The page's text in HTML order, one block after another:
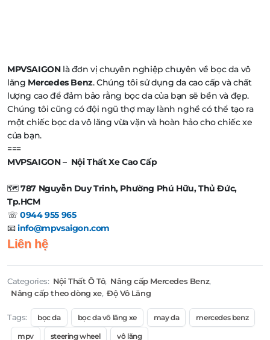
MPVSAIGONlà đơn vị chuyên nghiệp chuyên về bọc da vô
lăng Mercedes Benz. Chúng tôi sử dụng da cao cấp và chất
lượng cao để đảm bảo rằng bọc da của bạn sẽ bền và đẹp.
Chúng tôi cũng có đội ngũ thợ may lành nghề có thể tạo ra
một chiếc bọc da vô lăng vừa vặn và hoàn hảo cho chiếc xe
của bạn.
===
MVPSAIGON – Nội Thất Xe Cao Cấp
🗺️787 Nguyễn Duy Trinh, Phường Phú Hữu, Thủ Đức,
Tp.HCM
☏0944 955 965
📧info@mpvsaigon.com
Liên hệ
Categories: Nội Thất Ô Tô, Nâng cấp Mercedes Benz,
Nâng cấp theo dòng xe, Độ Vô Lăng
Tags: bọc da bọc da vô lăng xe may da mercedes benz
mpv steering wheel vô lăng